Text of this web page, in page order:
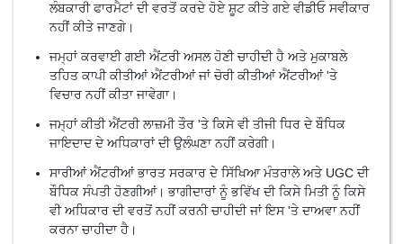
ਲੰਬਕਾਰੀ ਫਾਰਮੈਟਾਂ ਦੀ ਵਰਤੋਂ ਕਰਦੇ ਹੋਏ ਸ਼ੂਟ ਕੀਤੇ ਗਏ ਵੀਡੀਓ ਸਵੀਕਾਰ
ਨਹੀਂ ਕੀਤੇ ਜਾਣਗੇ।
ਜਮ੍ਹਾਂ ਕਰਵਾਈ ਗਈ ਐਂਟਰੀ ਅਸਲ ਹੋਣੀ ਚਾਹੀਦੀ ਹੈ ਅਤੇ ਮੁਕਾਬਲੇ
ਤਹਿਤ ਕਾਪੀ ਕੀਤੀਆਂ ਐਂਟਰੀਆਂ ਜਾਂ ਚੋਰੀ ਕੀਤੀਆਂ ਐਂਟਰੀਆਂ 'ਤੇ
ਵਿਚਾਰ ਨਹੀਂ ਕੀਤਾ ਜਾਵੇਗਾ।
ਜਮ੍ਹਾਂ ਕੀਤੀ ਐਂਟਰੀ ਲਾਜ਼ਮੀ ਤੌਰ 'ਤੇ ਕਿਸੇ ਵੀ ਤੀਜੀ ਧਿਰ ਦੇ ਬੌਧਿਕ
ਜਾਇਦਾਦ ਦੇ ਅਧਿਕਾਰਾਂ ਦੀ ਉਲੰਘਣਾ ਨਹੀਂ ਕਰੇਗੀ।
ਸਾਰੀਆਂ ਐਂਟਰੀਆਂ ਭਾਰਤ ਸਰਕਾਰ ਦੇ ਸਿੱਖਿਆ ਮੰਤਰਾਲੇ ਅਤੇ UGC ਦੀ
ਬੌਧਿਕ ਸੰਪਤੀ ਹੋਣਗੀਆਂ। ਭਾਗੀਦਾਰਾਂ ਨੂੰ ਭਵਿੱਖ ਦੀ ਕਿਸੇ ਮਿਤੀ ਨੂੰ ਕਿਸੇ
ਵੀ ਅਧਿਕਾਰ ਦੀ ਵਰਤੋਂ ਨਹੀਂ ਕਰਨੀ ਚਾਹੀਦੀ ਜਾਂ ਇਸ 'ਤੇ ਦਾਅਵਾ ਨਹੀਂ
ਕਰਨਾ ਚਾਹੀਦਾ ਹੈ।